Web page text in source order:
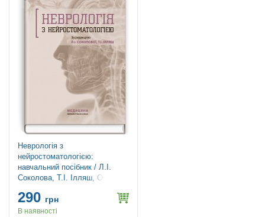
Неврологія з
нейростоматологією:
навчальний посібник / Л.І.
Соколова, Т.І. Ілляш, О.А.
290 грн
В наявності